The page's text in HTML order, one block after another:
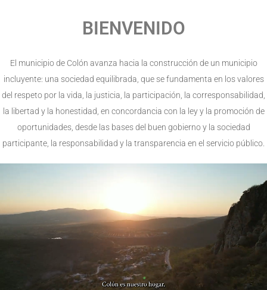
BIENVENIDO
El municipio de Colón avanza hacia la construcción de un municipio
incluyente: una sociedad equilibrada, que se fundamenta en los valores
del respeto por la vida, la justicia, la participación, la corresponsabilidad,
la libertad y la honestidad, en concordancia con la ley y la promoción de
oportunidades, desde las bases del buen gobierno y la sociedad
participante, la responsabilidad y la transparencia en el servicio público.